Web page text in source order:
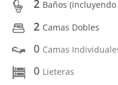
2 Baños
2 Camas Dobles
0 Camas
0 Lieteras